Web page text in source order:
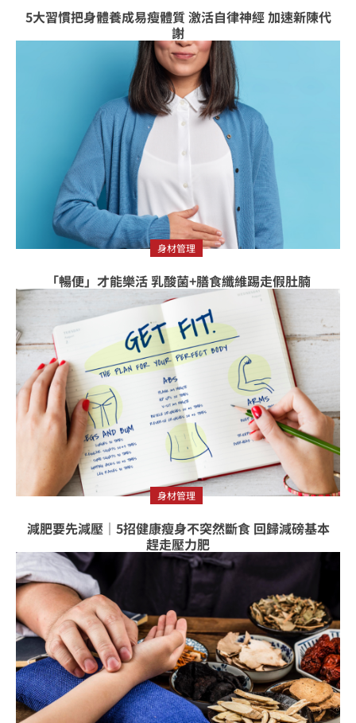
5大習慣把身體養成易瘦體質 激活自律神經 加速新陳代
謝
身材管理
「暢便」才能樂活 乳酸菌+膳食纖維踢走假肚腩
身材管理
減肥要先減壓｜5招健康瘦身不突然斷食 回歸減磅基本
趕走壓力肥